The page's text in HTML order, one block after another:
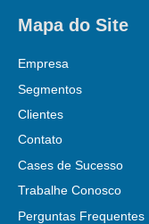
Mapa do Site
Empresa
Segmentos
Clientes
Contato
Cases de Sucesso
Trabalhe Conosco
Perguntas Frequentes